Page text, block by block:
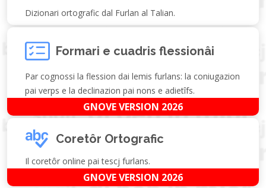
Dizionari ortografic dal Furlan al Talian.
Formari e cuadris flessionâi
Par cognossi la flession dai lemis furlans: la coniugazion
pai verps e la declinazion pai nons e adietîfs.
GNOVE VERSION 2026
Coretôr Ortografic
Il coretôr online pai tescj furlans.
GNOVE VERSION 2026